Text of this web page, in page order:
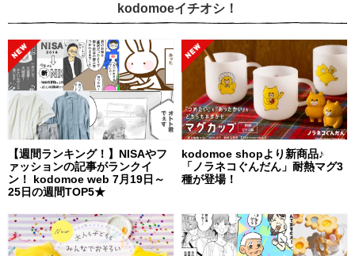
kodomoeイチオシ！
【週間ランキング！】NISAやフ
ァッションの記事がランクイ
ン！ kodomoe web 7月19日～
25日の週間TOP5★
kodomoe shopより新商品♪
「ノラネコぐんだん」耐熱マグ3
種が登場！